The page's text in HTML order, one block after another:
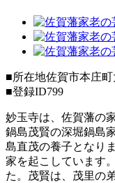
■所在地佐賀市本庄
■登録ID799
妙玉寺は、佐賀藩の
鍋島茂賢の深堀鍋島
島直茂の養子となり
家を起こしています
た。茂賢は、茂里の